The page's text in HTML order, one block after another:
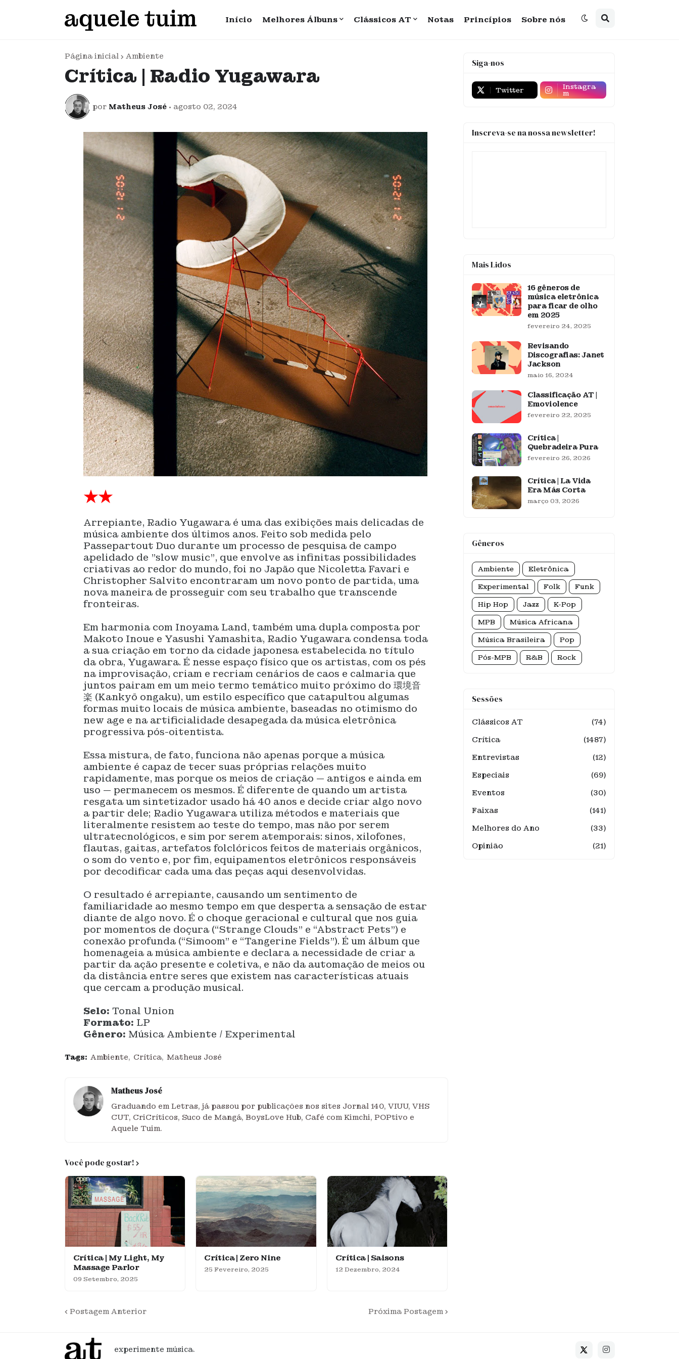
Início Melhores Álbuns Clássicos AT Notas Princípios Sobre nós
Página inicial Ambiente
Crítica | Radio Yugawara
por Matheus José • agosto 02, 2024
★★
Arrepiante, Radio Yugawara é uma das exibições mais delicadas de
música ambiente dos últimos anos. Feito sob medida pelo
Passepartout Duo durante um processo de pesquisa de campo
apelidado de "slow music", que envolve as infinitas possibilidades
criativas ao redor do mundo, foi no Japão que Nicoletta Favari e
Christopher Salvito encontraram um novo ponto de partida, uma
nova maneira de prosseguir com seu trabalho que transcende
fronteiras.
Em harmonia com Inoyama Land, também uma dupla composta por
Makoto Inoue e Yasushi Yamashita, Radio Yugawara condensa toda
a sua criação em torno da cidade japonesa estabelecida no título
da obra, Yugawara. É nesse espaço físico que os artistas, com os pés
na improvisação, criam e recriam cenários de caos e calmaria que
juntos pairam em um meio termo temático muito próximo do 環境音
楽 (Kankyō ongaku), um estilo específico que catapultou algumas
formas muito locais de música ambiente, baseadas no otimismo do
new age e na artificialidade desapegada da música eletrônica
progressiva pós-oitentista.
Essa mistura, de fato, funciona não apenas porque a música
ambiente é capaz de tecer suas próprias relações muito
rapidamente, mas porque os meios de criação — antigos e ainda em
uso — permanecem os mesmos. É diferente de quando um artista
resgata um sintetizador usado há 40 anos e decide criar algo novo
a partir dele; Radio Yugawara utiliza métodos e materiais que
literalmente resistem ao teste do tempo, mas não por serem
ultratecnológicos, e sim por serem atemporais: sinos, xilofones,
flautas, gaitas, artefatos folclóricos feitos de materiais orgânicos,
o som do vento e, por fim, equipamentos eletrônicos responsáveis ​​
por decodificar cada uma das peças aqui desenvolvidas.
O resultado é arrepiante, causando um sentimento de
familiaridade ao mesmo tempo em que desperta a sensação de estar
diante de algo novo. É o choque geracional e cultural que nos guia
por momentos de doçura (“Strange Clouds” e “Abstract Pets”) e
conexão profunda (“Simoom” e “Tangerine Fields”). É um álbum que
homenageia a música ambiente e declara a necessidade de criar a
partir da ação presente e coletiva, e não da automação de meios ou
da distância entre seres que existem nas características atuais
que cercam a produção musical.
Selo: Tonal Union
Formato: LP
Gênero: Música Ambiente / Experimental
Tags: Ambiente Crítica Matheus José
Matheus José
Graduando em Letras, já passou por publicações nos sites Jornal 140, VIUU, VHS
CUT, CriCríticos, Suco de Mangá, BoysLove Hub, Café com Kimchi, POPtivo e
Aquele Tuim.
Você pode gostar!
Crítica | My Light, My
Massage Parlor
09 Setembro, 2025
Crítica | Zero Nine
25 Fevereiro, 2025
Crítica | Saisons
12 Dezembro, 2024
Postagem Anterior Próxima Postagem
Siga-nos
Twitter Instagra
m
Inscreva-se na nossa newsletter!
Mais Lidos
16 gêneros de
música eletrônica
para ficar de olho
em 2025
fevereiro 24, 2025
Revisando
Discografias: Janet
Jackson
maio 16, 2024
Classificação AT |
Emoviolence
fevereiro 22, 2025
Crítica |
Quebradeira Pura
fevereiro 26, 2026
Crítica | La Vida
Era Más Corta
março 03, 2026
Gêneros
Ambiente Eletrônica
Experimental Folk Funk
Hip Hop Jazz K-Pop
MPB Música Africana
Música Brasileira Pop
Pós-MPB R&B Rock
Sessões
Clássicos AT
(74)
Crítica
(1487)
Entrevistas
(12)
Especiais
(69)
Eventos
(30)
Faixas
(141)
Melhores do Ano
(33)
Opinião
(21)
experimente música.